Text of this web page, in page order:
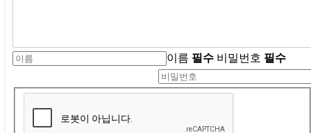
이름 필수 비밀번호 필수